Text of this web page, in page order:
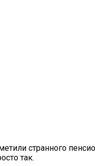
странного
так.